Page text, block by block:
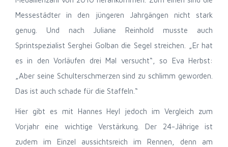
Messestädter in den jüngeren Jahrgängen nicht stark
genug. Und nach Juliane Reinhold musste auch
Sprintspezialist Serghei Golban die Segel streichen. „Er hat
es in den Vorläufen drei Mal versucht“, so Eva Herbst:
„Aber seine Schulterschmerzen sind zu schlimm geworden.
Das ist auch schade für die Staffeln.“
Hier gibt es mit Hannes Heyl jedoch im Vergleich zum
Vorjahr eine wichtige Verstärkung. Der 24-Jährige ist
zudem im Einzel aussichtsreich im Rennen, denn am